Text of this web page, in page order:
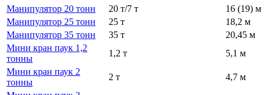
Манипулятор 20 тонн
20 т/7 т
16 (19) м
Манипулятор 25 тонн
25 т
18,2 м
Манипулятор 35 тонн
35 т
20,45 м
Мини кран паук 1,2
тонны
1,2 т
5,1 м
Мини кран паук 2
тонны
2 т
4,7 м